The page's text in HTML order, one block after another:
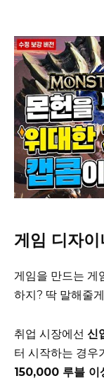
게임 디자
게임을 만드는 게
하지? 딱 말해줄
취업 시장에선 신
터 시작하는 경우
150,000 루블 이